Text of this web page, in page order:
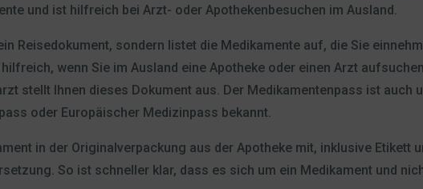
und ist hilfreich bei Arzt- oder Apothekenbesuchen im Ausland.
Reisedokument, sondern listet die Medikamente auf, die Sie
wenn Sie im Ausland eine Apotheke oder einen Arzt
stellt Ihnen dieses Dokument aus. Der Medikamentenpass ist auch
oder Europäischer Medizinpass bekannt.
in der Originalverpackung aus der Apotheke mit, inklusive Etikett
So ist schneller klar, dass es sich um ein Medikament und